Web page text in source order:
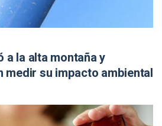
a la alta montaña y
su impacto ambiental